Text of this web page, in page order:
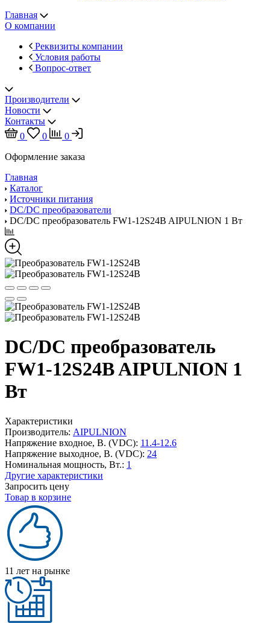
Главная
О компании
Реквизиты компании
Условия работы
Вопрос-ответ
Производители
Новости
Контакты
0
0
0
Оформление заказа
Главная
Каталог
Источники питания
DC/DC преобразователи
DC/DC преобразователь FW1-12S24B AIPULNION 1 Вт
DC/DC преобразователь
FW1-12S24B AIPULNION 1
Вт
Характеристики
Производитель: AIPULNION
Напряжение входное, В. (VDC): 11.4-12.6
Напряжение выходное, В. (VDC): 24
Номинальная мощность, Вт.: 1
Другие характеристики
Запросить цену
Товар в корзине
11 лет на рынке